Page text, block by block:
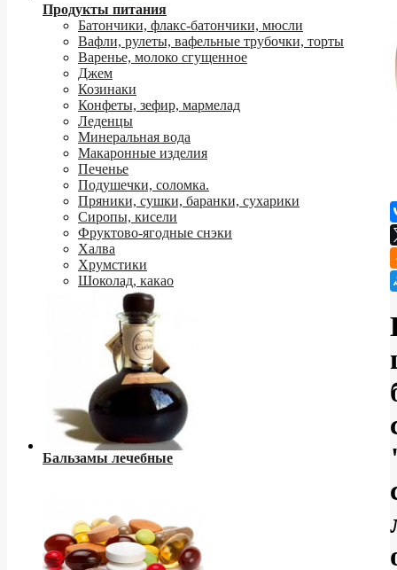
Продукты питания
Батончики, флакс-батончики, мюсли
Вафли, рулеты, вафельные трубочки, торты
Варенье, молоко сгущенное
Джем
Козинаки
Конфеты, зефир, мармелад
Леденцы
Минеральная вода
Макаронные изделия
Печенье
Подушечки, соломка.
Пряники, сушки, баранки, сухарики
Сиропы, кисели
Фруктово-ягодные снэки
Халва
Хрумстики
Шоколад, какао
Бальзамы лечебные